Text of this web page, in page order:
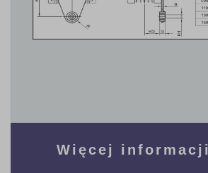
Więcej informacji